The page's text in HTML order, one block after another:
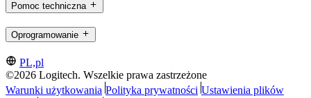
Pomoc techniczna
Oprogramowanie
PL,pl
©2026 Logitech. Wszelkie prawa zastrzeżone
Warunki użytkowania Polityka prywatności Ustawienia plików